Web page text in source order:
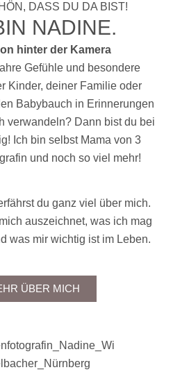
DASS DU DA BIST!
NADINE.
hinter der Kamera
Gefühle und besondere
Kinder, deiner Familie oder
Babybauch in Erinnerungen
verwandeln? Dann bist du bei
Ich bin selbst Mama von 3
und noch so viel mehr!
du ganz viel über mich.
auszeichnet, was ich mag
was mir wichtig ist im Leben.
ÜBER MICH